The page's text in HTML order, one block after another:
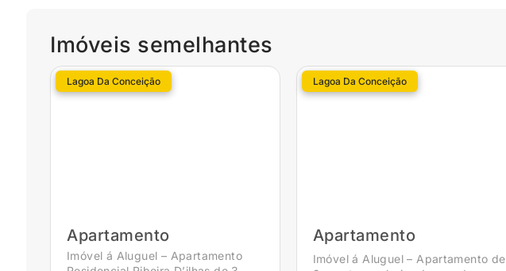
Imóveis semelhantes
Lagoa Da Conceição
Apartamento
Imóvel á Aluguel – Apartamento
Lagoa Da Conceição
Apartamento
Imóvel á Aluguel – Apartamento de